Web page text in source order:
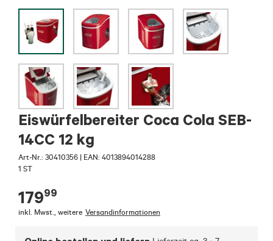
Eiswürfelbereiter Coca Cola SEB-
14CC 12 kg
Art-Nr.: 30410356 | EAN: 4013894014288
1 ST
17999
inkl. Mwst. weitere Versandinformationen